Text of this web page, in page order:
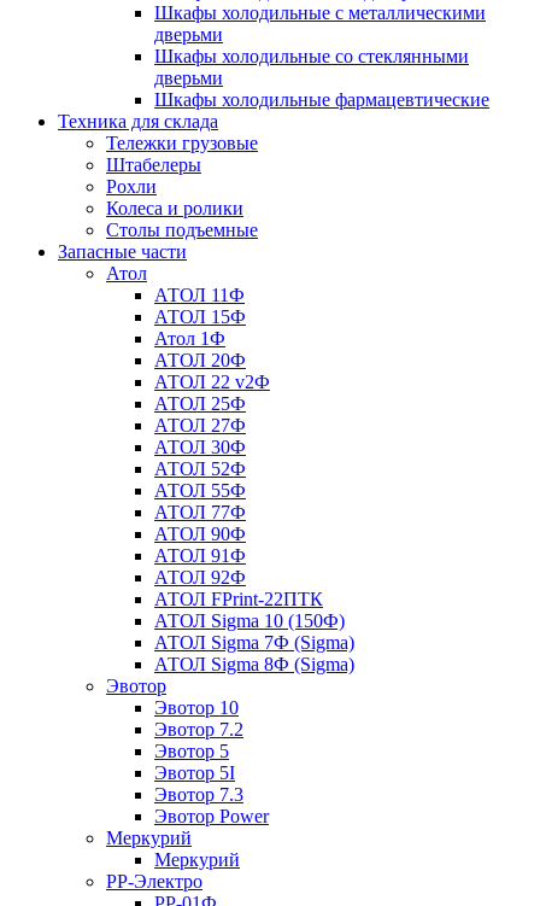
Шкафы холодильные с металлическими
дверьми
Шкафы холодильные со стеклянными
дверьми
Шкафы холодильные фармацевтические
Техника для склада
Тележки грузовые
Штабелеры
Рохли
Колеса и ролики
Столы подъемные
Запасные части
Атол
АТОЛ 11Ф
АТОЛ 15Ф
Атол 1Ф
АТОЛ 20Ф
АТОЛ 22 v2Ф
АТОЛ 25Ф
АТОЛ 27Ф
АТОЛ 30Ф
АТОЛ 52Ф
АТОЛ 55Ф
АТОЛ 77Ф
АТОЛ 90Ф
АТОЛ 91Ф
АТОЛ 92Ф
АТОЛ FPrint-22ПТК
АТОЛ Sigma 10 (150Ф)
АТОЛ Sigma 7Ф (Sigma)
АТОЛ Sigma 8Ф (Sigma)
Эвотор
Эвотор 10
Эвотор 7.2
Эвотор 5
Эвотор 5I
Эвотор 7.3
Эвотор Power
Меркурий
Меркурий
РР-Электро